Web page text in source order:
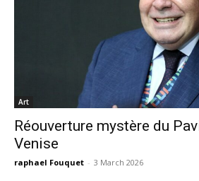
Art
Réouverture mystère du
Venise
raphael Fouquet - 3 March 2026